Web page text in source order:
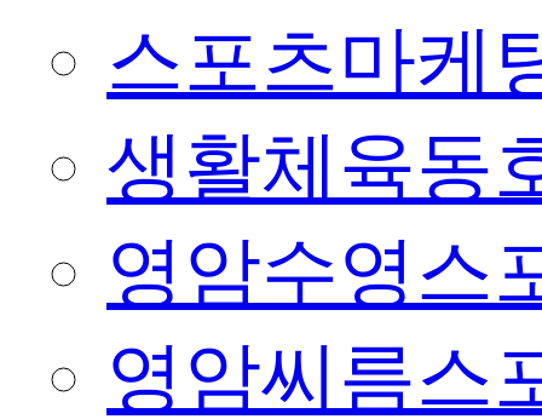
스포츠마케
생활체육동
영암수영스
영암씨름스